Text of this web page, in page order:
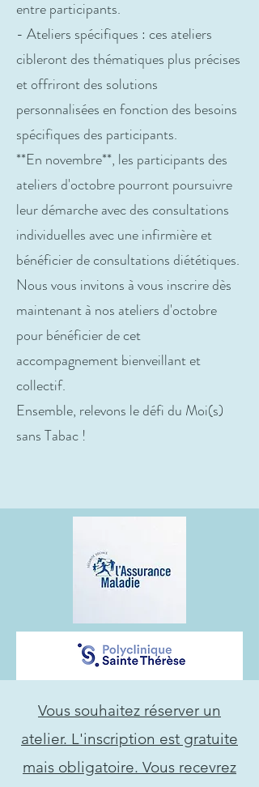
entre participants.
- Ateliers spécifiques : ces ateliers
cibleront des thématiques plus précises
et offriront des solutions
personnalisées en fonction des besoins
spécifiques des participants.
**En novembre**, les participants des
ateliers d'octobre pourront poursuivre
leur démarche avec des consultations
individuelles avec une infirmière et
bénéficier de consultations diététiques.
Nous vous invitons à vous inscrire dès
maintenant à nos ateliers d'octobre
pour bénéficier de cet
accompagnement bienveillant et
collectif.
Ensemble, relevons le défi du Moi(s)
sans Tabac !
Vous souhaitez réserver un
atelier. L'inscription est gratuite
mais obligatoire. Vous recevrez